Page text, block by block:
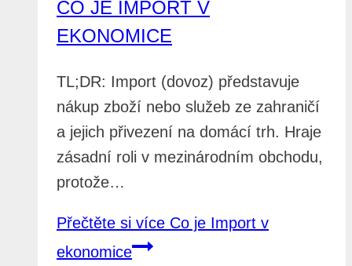
CO JE IMPORT V
EKONOMICE
TL;DR: Import (dovoz) představuje
nákup zboží nebo služeb ze zahraničí
a jejich přivezení na domácí trh. Hraje
zásadní roli v mezinárodním obchodu,
protože…
Přečtěte si více Co je Import v
ekonomice